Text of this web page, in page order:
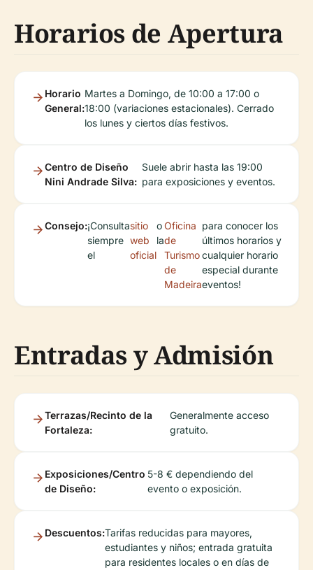
Horarios de Apertura
Horario
General:
Martes a Domingo, de 10:00 a 17:00 o
18:00 (variaciones estacionales). Cerrado
los lunes y ciertos días festivos.
Centro de Diseño
Nini Andrade Silva:
Suele abrir hasta las 19:00
para exposiciones y eventos.
Consejo:¡Consulta
siempre
el
sitio
web
oficial
o
la
Oficina
de
Turismo
de
Madeira
para conocer los
últimos horarios y
cualquier horario
especial durante
eventos!
Entradas y Admisión
Terrazas/Recinto de la
Fortaleza:
Generalmente acceso
gratuito.
Exposiciones/Centro
de Diseño:
5-8 € dependiendo del
evento o exposición.
Descuentos:Tarifas reducidas para mayores,
estudiantes y niños; entrada gratuita
para residentes locales o en días de